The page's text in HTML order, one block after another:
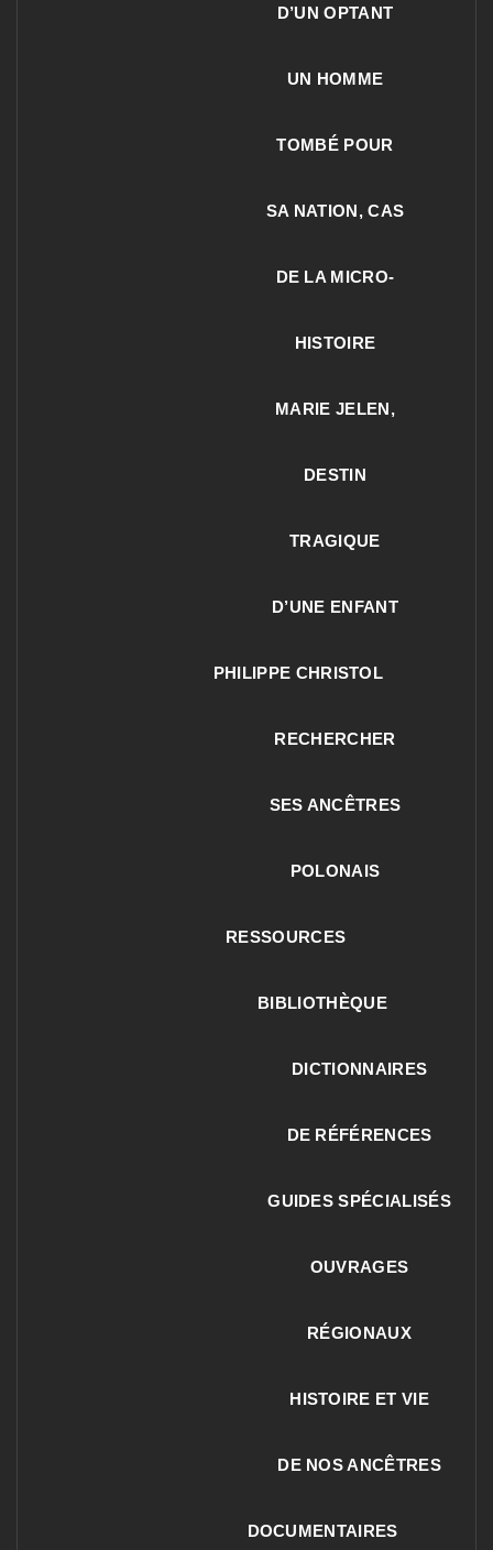
D’UN OPTANT
UN HOMME
TOMBÉ POUR
SA NATION, CAS
DE LA MICRO-
HISTOIRE
MARIE JELEN,
DESTIN
TRAGIQUE
D’UNE ENFANT
PHILIPPE CHRISTOL
RECHERCHER
SES ANCÊTRES
POLONAIS
RESSOURCES
BIBLIOTHÈQUE
DICTIONNAIRES
DE RÉFÉRENCES
GUIDES SPÉCIALISÉS
OUVRAGES
RÉGIONAUX
HISTOIRE ET VIE
DE NOS ANCÊTRES
DOCUMENTAIRES